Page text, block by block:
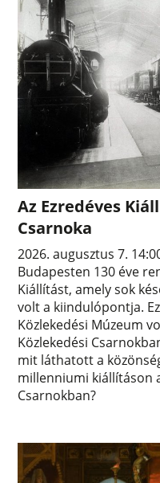
Az Ezredéves
Csarnoka
2026. augusztus 7.
Budapesten 130 éve
Kiállítást, amely sok
volt a kiindulópontja.
Közlekedési Múzeum
Közlekedési
mit láthatott a
millenniumi kiállításon
Csarnokban?